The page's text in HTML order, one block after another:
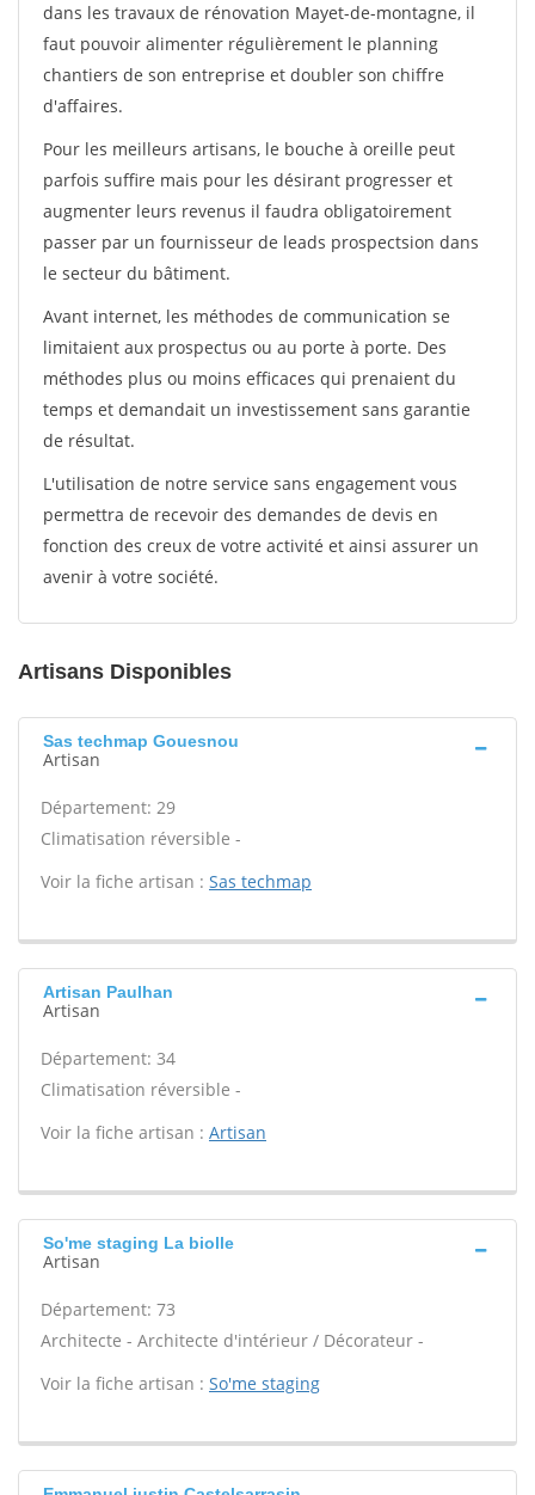
dans les travaux de rénovation Mayet-de-montagne, il
faut pouvoir alimenter régulièrement le planning
chantiers de son entreprise et doubler son chiffre
d'affaires.
Pour les meilleurs artisans, le bouche à oreille peut
parfois suffire mais pour les désirant progresser et
augmenter leurs revenus il faudra obligatoirement
passer par un fournisseur de leads prospectsion dans
le secteur du bâtiment.
Avant internet, les méthodes de communication se
limitaient aux prospectus ou au porte à porte. Des
méthodes plus ou moins efficaces qui prenaient du
temps et demandait un investissement sans garantie
de résultat.
L'utilisation de notre service sans engagement vous
permettra de recevoir des demandes de devis en
fonction des creux de votre activité et ainsi assurer un
avenir à votre société.
Artisans Disponibles
Sas techmap Gouesnou
Artisan
Département: 29
Climatisation réversible -
Voir la fiche artisan : Sas techmap
Artisan Paulhan
Artisan
Département: 34
Climatisation réversible -
Voir la fiche artisan : Artisan
So'me staging La biolle
Artisan
Département: 73
Architecte - Architecte d'intérieur / Décorateur -
Voir la fiche artisan : So'me staging